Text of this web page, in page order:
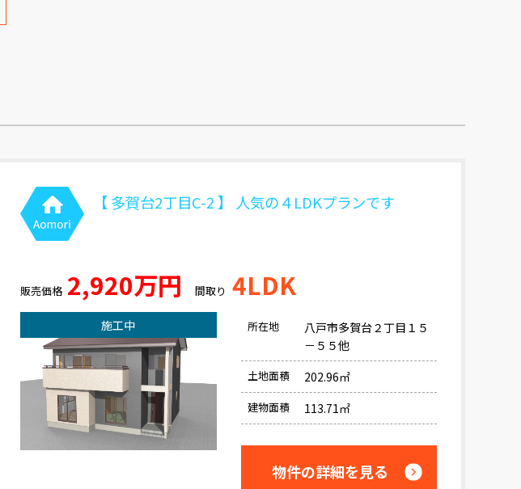
【 多賀台2丁目C-2 】 人気の４LDKプランです
販売価格 2,920万円 間取り 4LDK
施工中 所在地
八戸市多賀台２丁目１５
－５５他
土地面積 202.96㎡
建物面積 113.71㎡
物件の詳細を見る